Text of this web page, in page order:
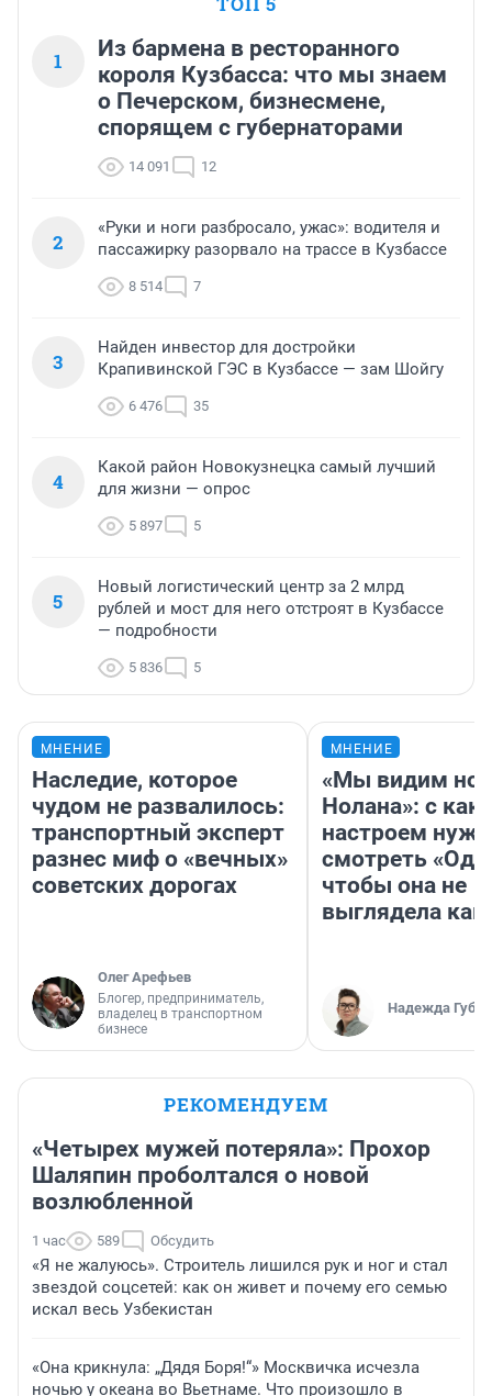
1
Из бармена в ресторанного
короля Кузбасса: что мы знаем
о Печерском, бизнесмене,
спорящем с губернаторами
14 091 12
2
«Руки и ноги разбросало, ужас»: водителя и
пассажирку разорвало на трассе в Кузбассе
8 514 7
3
Найден инвестор для достройки
Крапивинской ГЭС в Кузбассе — зам Шойгу
6 476 35
4
Какой район Новокузнецка самый лучший
для жизни — опрос
5 897 5
5
Новый логистический центр за 2 млрд
рублей и мост для него отстроят в Кузбассе
— подробности
5 836 5
МНЕНИЕ
Наследие, которое
чудом не развалилось:
транспортный эксперт
разнес миф о «вечных»
советских дорогах
Олег Арефьев
Блогер, предприниматель,
владелец в транспортном
бизнесе
МНЕНИЕ
«Мы видим
Нолана»: с
настроем
смотреть
чтобы она не
выглядела как
Надежда
РЕКОМЕНДУЕМ
«Четырех мужей потеряла»: Прохор
Шаляпин проболтался о новой
возлюбленной
1 час 589 Обсудить
«Я не жалуюсь». Строитель лишился рук и ног и стал
звездой соцсетей: как он живет и почему его семью
искал весь Узбекистан
«Она крикнула: „Дядя Боря!“» Москвичка исчезла
ночью у океана во Вьетнаме. Что произошло в